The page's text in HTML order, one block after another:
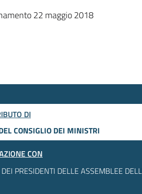
22 maggio 2018
DI
CONSIGLIO DEI MINISTRI
CON
PRESIDENTI DELLE ASSEMBLEE